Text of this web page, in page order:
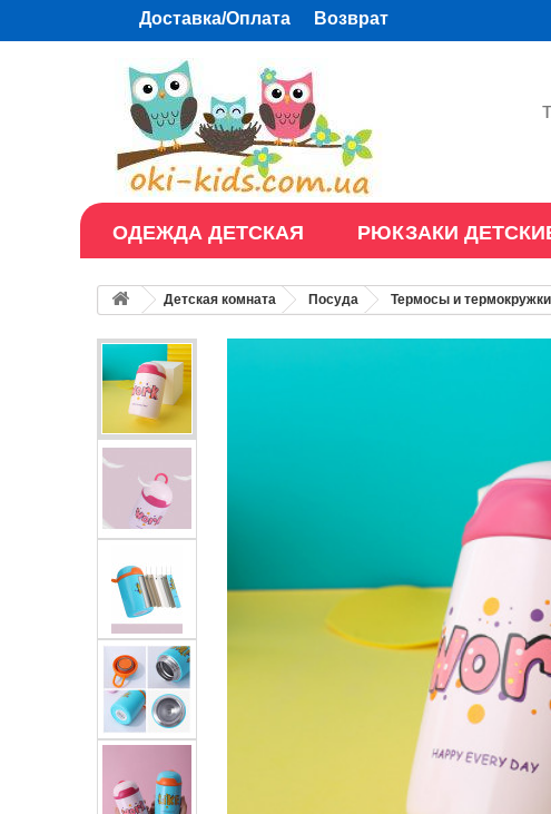
Доставка/Оплата Возврат
ОДЕЖДА ДЕТСКАЯ РЮКЗАКИ
Детская комната Посуда Термосы и термокружки